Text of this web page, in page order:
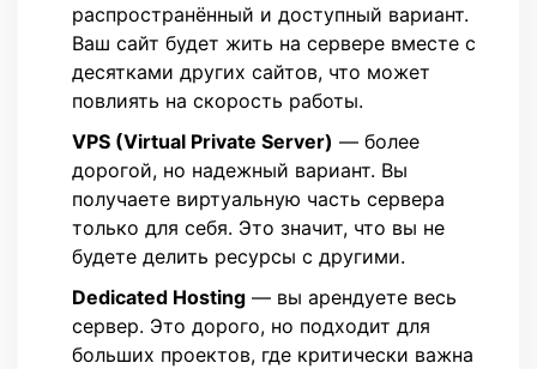
распространённый и доступный вариант.
Ваш сайт будет жить на сервере вместе с
десятками других сайтов, что может
повлиять на скорость работы.
VPS (Virtual Private Server) — более
дорогой, но надежный вариант. Вы
получаете виртуальную часть сервера
только для себя. Это значит, что вы не
будете делить ресурсы с другими.
Dedicated Hosting — вы арендуете весь
сервер. Это дорого, но подходит для
больших проектов, где критически важна